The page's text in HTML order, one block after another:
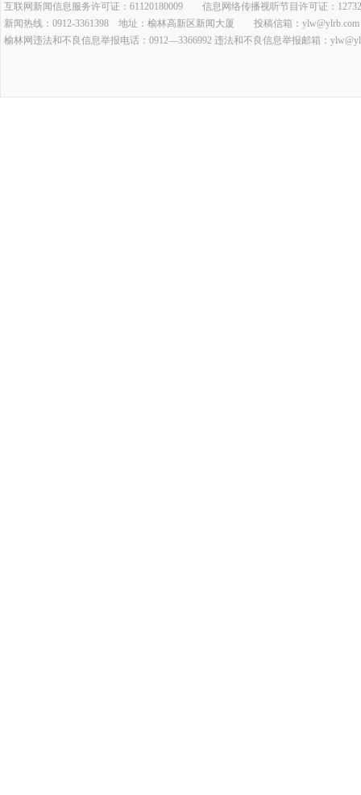
互联网新闻信息服务许可证：61120180009 信息网络传播视听节目许可证：
新闻热线：0912-3361398 地址：榆林高新区新闻大厦 投稿信箱：ylw@ylrb.com
榆林网违法和不良信息举报电话：0912—3366992 违法和不良信息举报邮箱：